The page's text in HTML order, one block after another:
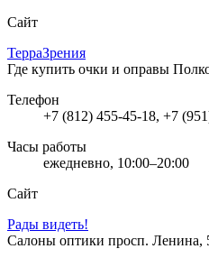
Сайт
ТерраЗрения
Где купить очки и оправы
Телефон
+7 (812) 455-45-18, +7
Часы работы
ежедневно, 10:00–20:00
Сайт
Рады видеть!
Салоны оптики просп. Ленина,